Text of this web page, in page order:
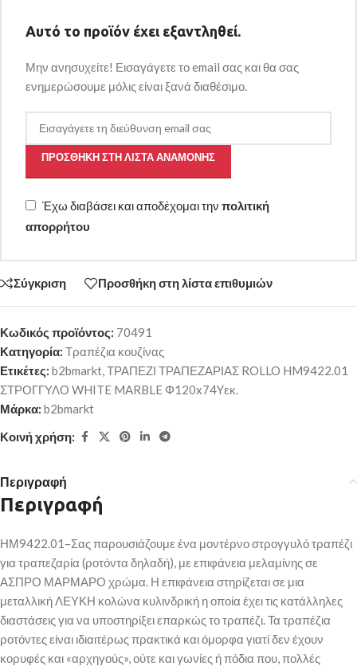
Αυτό το προϊόν έχει εξαντληθεί.
Μην ανησυχείτε! Εισαγάγετε το email σας και θα σας
ενημερώσουμε μόλις είναι ξανά διαθέσιμο.
ΠΡΟΣΘΉΚΗ ΣΤΗ ΛΊΣΤΑ ΑΝΑΜΟΝΉΣ
Έχω διαβάσει και αποδέχομαι την πολιτική
απορρήτου
Σύγκριση Προσθήκη στη λίστα επιθυμιών
Κωδικός προϊόντος: 70491
Κατηγορία: Τραπέζια κουζίνας
Ετικέτες: b2bmarkt,ΤΡΑΠΕΖΙ ΤΡΑΠΕΖΑΡΙΑΣ ROLLO HM9422.01
ΣΤΡΟΓΓΥΛΟ WHITE MARBLE Φ120x74Yεκ.
Μάρκα: b2bmarkt
Κοινή χρήση:
Περιγραφή
Περιγραφή
ΗΜ9422.01–Σας παρουσιάζουμε ένα μοντέρνο στρογγυλό τραπέζι
για τραπεζαρία (ροτόντα δηλαδή), με επιφάνεια μελαμίνης σε
ΑΣΠΡΟ ΜΑΡΜΑΡΟ χρώμα. Η επιφάνεια στηρίζεται σε μια
μεταλλική ΛΕΥΚΗ κολώνα κυλινδρική η οποία έχει τις κατάλληλες
διαστάσεις για να υποστηρίξει επαρκώς το τραπέζι. Τα τραπέζια
ροτόντες είναι ιδιαιτέρως πρακτικά και όμορφα γιατί δεν έχουν
κορυφές και «αρχηγούς», ούτε και γωνίες ή πόδια που, πολλές